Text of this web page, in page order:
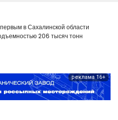
в Сахалинской области
206 тысяч тонн
реклама 16+